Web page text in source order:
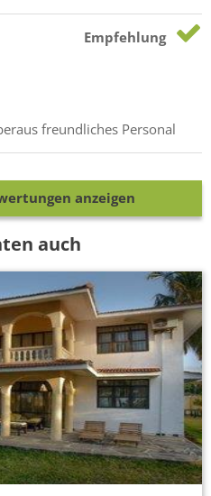
Empfehlung
freundliches Personal
anzeigen
auch